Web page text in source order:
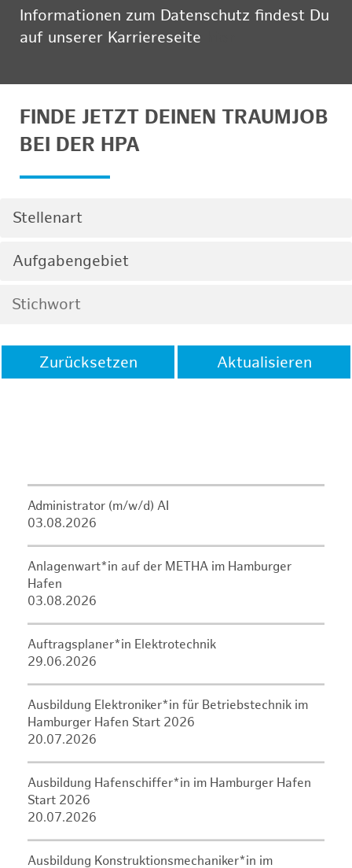
Informationen zum Datenschutz findest Du
auf unserer Karriereseite
FINDE JETZT DEINEN TRAUMJOB
BEI DER HPA
Stellenart
Aufgabengebiet
Zurücksetzen Aktualisieren
Administrator (m/w/d) AI
03.08.2026
Anlagenwart*in auf der METHA im Hamburger
Hafen
03.08.2026
Auftragsplaner*in Elektrotechnik
29.06.2026
Ausbildung Elektroniker*in für Betriebstechnik im
Hamburger Hafen Start 2026
20.07.2026
Ausbildung Hafenschiffer*in im Hamburger Hafen
Start 2026
20.07.2026
Ausbildung Konstruktionsmechaniker*in im